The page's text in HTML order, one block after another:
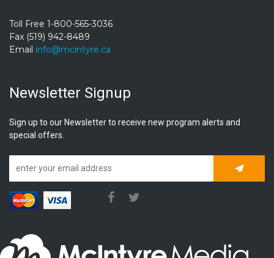
Toll Free 1-800-565-3036
Fax (519) 942-8489
Email info@mcintyre.ca
Newsletter Signup
Sign up to our Newsletter to receive new program alerts and
special offers.